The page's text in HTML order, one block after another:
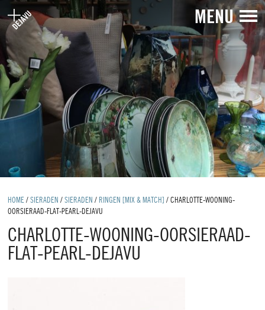
MENU
HOME /SIERADEN /SIERADEN / RINGEN [MIX & MATCH] /CHARLOTTE-WOONING-
OORSIERAAD-FLAT-PEARL-DEJAVU
CHARLOTTE-WOONING-OORSIERAAD-
FLAT-PEARL-DEJAVU